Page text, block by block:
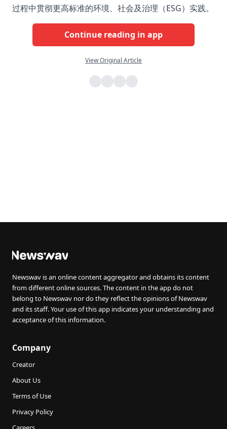
过程中贯彻更高标准的环境、社会及治理（ESG）实践。
Continue reading in app
View Original Article
Newswav is an online content aggregator and obtains its content
from different online sources. The content in the app do not
belong to Newswav nor do they reflect the opinions of Newswav
and its staff. Your use of this app indicates your understanding and
acceptance of this information.
Company
Creator
About Us
Terms of Use
Privacy Policy